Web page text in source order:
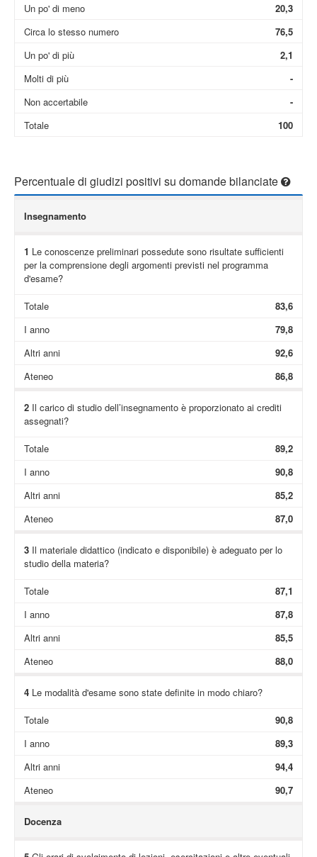
Un po' di meno
Circa lo stesso numero
Un po' di più
Molti di più
Non accertabile
Totale
20,3
76,5
2,1
-
-
100
Percentuale di giudizi positivi su domande bilanciate
Insegnamento
1 Le conoscenze preliminari possedute sono risultate sufficienti
per la comprensione degli argomenti previsti nel programma
d'esame?
Totale
83,6
I anno
79,8
Altri anni
92,6
Ateneo
86,8
2Il carico di studio dell’insegnamento è proporzionato ai crediti
assegnati?
Totale
89,2
I anno
90,8
Altri anni
85,2
Ateneo
87,0
3Il materiale didattico (indicato e disponibile) è adeguato per lo
studio della materia?
Totale
87,1
I anno
87,8
Altri anni
85,5
Ateneo
88,0
4Le modalità d'esame sono state definite in modo chiaro?
Totale
90,8
I anno
89,3
Altri anni
94,4
Ateneo
90,7
Docenza